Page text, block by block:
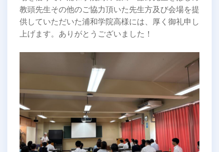
教頭先生その他のご協力頂いた先生方及び会場を提
供していただいた浦和学院高様には、厚く御礼申し
上げます。ありがとうございました！